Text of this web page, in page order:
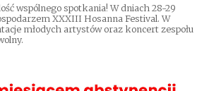
wspólnego spotkania! W dniach 28-29
XXXIII Hosanna Festival. W
młodych artystów oraz koncert zespołu